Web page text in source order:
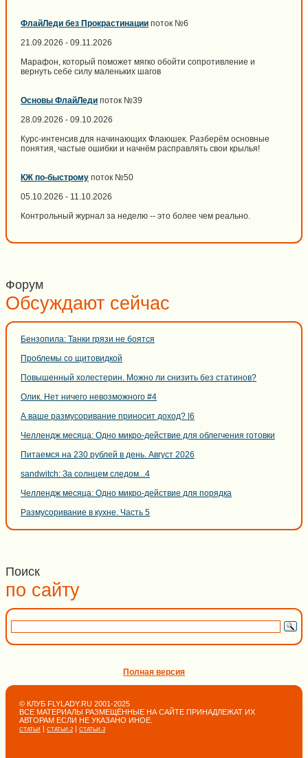
ФлайЛеди без Прокрастинации поток №6
21.09.2026 - 09.11.2026
Марафон, который поможет мягко обойти сопротивление и
вернуть себе силу маленьких шагов
Основы ФлайЛеди поток №39
28.09.2026 - 09.10.2026
Курс-интенсив для начинающих Флаюшек. Разберём основные
понятия, частые ошибки и начнём расправлять свои крылья!
КЖ по-быстрому поток №50
05.10.2026 - 11.10.2026
Контрольный журнал за неделю -- это более чем реально.
Форум
Обсуждают сейчас
Бензопила: Танки грязи не боятся
Проблемы со щитовидкой
Повышенный холестерин. Можно ли снизить без статинов?
Олик. Нет ничего невозможного #4
А ваше размусоривание приносит доход? |6
Челлендж месяца: Одно микро-действие для облегчения готовки
Питаемся на 230 рублей в день. Август 2026
sandwitch: За солнцем следом...4
Челлендж месяца: Одно микро-действие для порядка
Размусоривание в кухне. Часть 5
Поиск
по сайту
Полная версия
© КЛУБ FLYLADY.RU 2001-2025
ВСЕ МАТЕРИАЛЫ РАЗМЕЩЁННЫЕ НА САЙТЕ ПРИНАДЛЕЖАТ ИХ
АВТОРАМ ЕСЛИ НЕ УКАЗАНО ИНОЕ.
СТАТЬИ | СТАТЬИ-2 | СТАТЬИ-3